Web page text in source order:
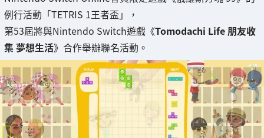
例行活動「TETRIS 1王者盃」，
第53屆將與Nintendo Switch遊戲《Tomodachi Life 朋友收
集 夢想生活》合作舉辦聯名活動。